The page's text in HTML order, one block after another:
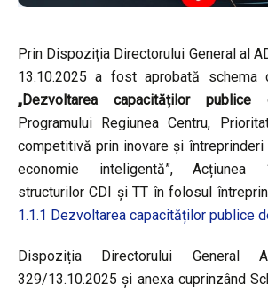
Prin Dispoziția Directorului General al
13.10.2025 a fost aprobată
„Dezvoltarea capacităților publice
Programului Regiunea Centru,
competitivă prin inovare și întreprinderi
economie inteligentă”, Acțiunea
structurilor CDI și TT în folosul
1.1.1 Dezvoltarea capacităților publice
Dispoziția Directorului General
329/13.10.2025 și anexa cuprinzând